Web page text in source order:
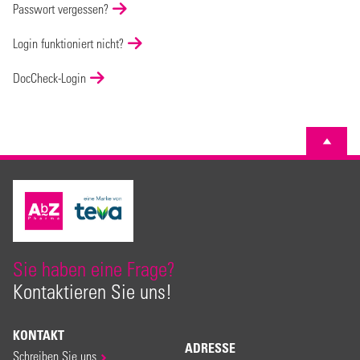
Passwort vergessen?
Login funktioniert nicht?
DocCheck-Login
Sie haben eine Frage?
Kontaktieren Sie uns!
KONTAKT
Schreiben Sie uns ADRESSE